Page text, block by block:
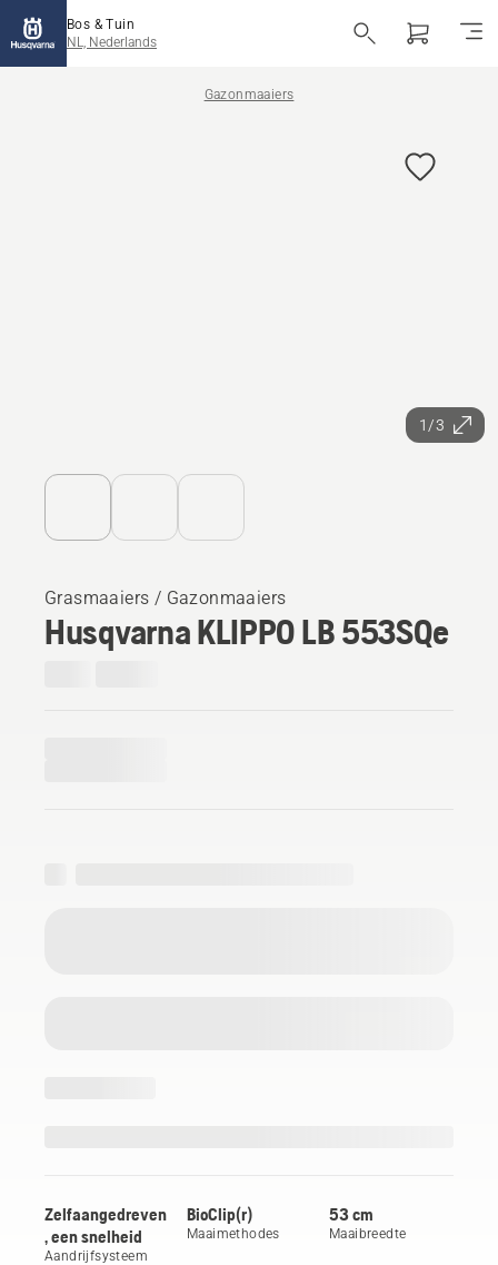
Bos & Tuin
NL, Nederlands
Gazonmaaiers
1/3
Grasmaaiers / Gazonmaaiers
Husqvarna KLIPPO LB 553SQe
Zelfaangedreven
, een snelheid
Aandrijfsysteem
BioClip(r)
Maaimethodes
53 cm
Maaibreedte